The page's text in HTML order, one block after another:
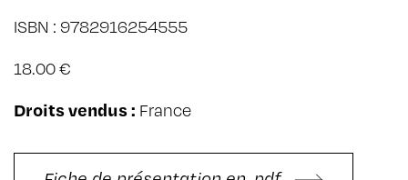
ISBN : 9782916254555
18.00 €
Droits vendus : France